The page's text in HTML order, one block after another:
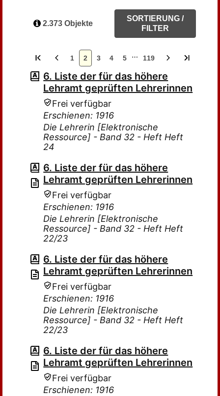
2.373 Objekte
SORTIERUNG /
FILTER
1 2 3 4 5 … 119
6. Liste der für das höhere
Lehramt geprüften Lehrerinnen
Frei verfügbar
Erschienen: 1916
Die Lehrerin [Elektronische
Ressource] - Band 32 - Heft Heft
24
6. Liste der für das höhere
Lehramt geprüften Lehrerinnen
Frei verfügbar
Erschienen: 1916
Die Lehrerin [Elektronische
Ressource] - Band 32 - Heft Heft
22/23
6. Liste der für das höhere
Lehramt geprüften Lehrerinnen
Frei verfügbar
Erschienen: 1916
Die Lehrerin [Elektronische
Ressource] - Band 32 - Heft Heft
22/23
6. Liste der für das höhere
Lehramt geprüften Lehrerinnen
Frei verfügbar
Erschienen: 1916